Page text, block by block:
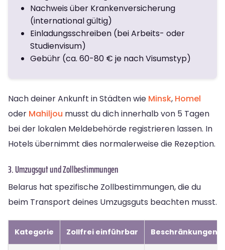
Nachweis über Krankenversicherung
(international gültig)
Einladungsschreiben (bei Arbeits- oder
Studienvisum)
Gebühr (ca. 60-80 € je nach Visumstyp)
Nach deiner Ankunft in Städten wie Minsk, Homel
oder Mahiljou musst du dich innerhalb von 5 Tagen
bei der lokalen Meldebehörde registrieren lassen. In
Hotels übernimmt dies normalerweise die Rezeption.
3. Umzugsgut und Zollbestimmungen
Belarus hat spezifische Zollbestimmungen, die du
beim Transport deines Umzugsguts beachten musst.
Kategorie Zollfrei einführbar Beschränkungen/